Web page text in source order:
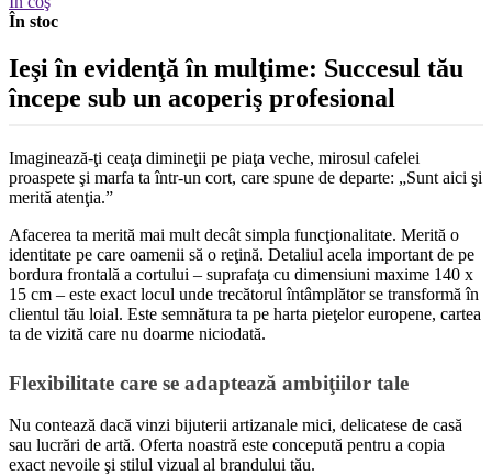
În stoc
Ieşi în evidenţă în mulţime: Succesul tău
începe sub un acoperiş profesional
Imaginează-ţi ceaţa dimineţii pe piaţa veche, mirosul cafelei
proaspete şi marfa ta într-un cort, care spune de departe: „Sunt aici şi
merită atenţia.”
Afacerea ta merită mai mult decât simpla funcţionalitate. Merită o
identitate pe care oamenii să o reţină. Detaliul acela important de pe
bordura frontală a cortului – suprafaţa cu dimensiuni maxime 140 x
15 cm – este exact locul unde trecătorul întâmplător se transformă în
clientul tău loial. Este semnătura ta pe harta pieţelor europene, cartea
ta de vizită care nu doarme niciodată.
Flexibilitate care se adaptează ambiţiilor tale
Nu contează dacă vinzi bijuterii artizanale mici, delicatese de casă
sau lucrări de artă. Oferta noastră este concepută pentru a copia
exact nevoile şi stilul vizual al brandului tău.